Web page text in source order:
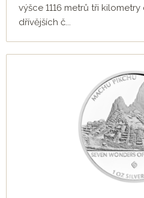
výšce 1116 metrů tři
dřívějších č...